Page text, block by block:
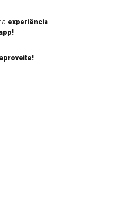
experiência